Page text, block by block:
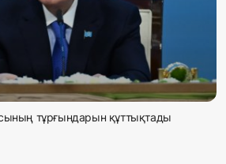
тұрғындарын құттықтады